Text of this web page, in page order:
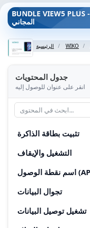
BUNDLE VIEW5 PLUS - هاتف ذكي WIKO - دليل المستخدم
المجاني
الرئيسية WIKO
جدول المحتويات
انقر على عنوان للوصول إليه
تثبيت بطاقة الذاكرة
التشغيل والإيقاف
تجوال البيانات
تشغيل توصيل البيانات